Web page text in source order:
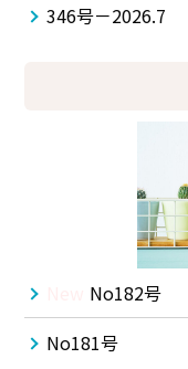
346号－2026.7
No182号
No181号